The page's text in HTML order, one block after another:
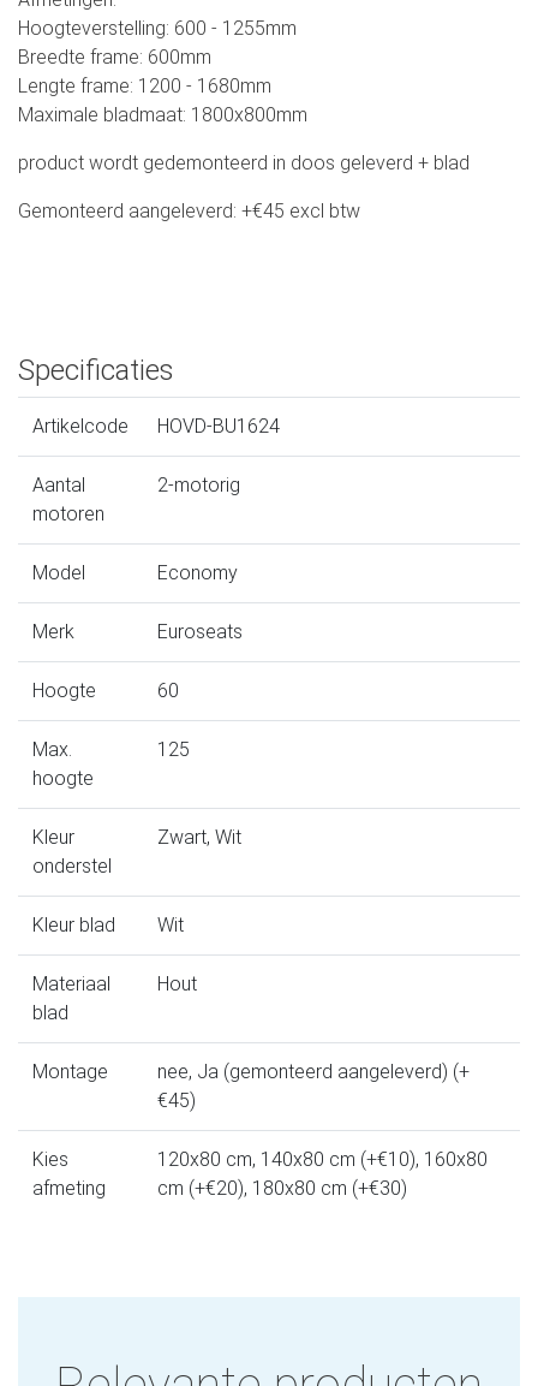
Hoogteverstelling: 600 - 1255mm
Breedte frame: 600mm
Lengte frame: 1200 - 1680mm
Maximale bladmaat: 1800x800mm
product wordt gedemonteerd in doos geleverd + blad
Gemonteerd aangeleverd: +€45 excl btw
Specificaties
Artikelcode HOVD-BU1624
Aantal
motoren
2-motorig
Model Economy
Merk Euroseats
Hoogte 60
Max.
hoogte
125
Kleur
onderstel
Zwart, Wit
Kleur blad Wit
Materiaal
blad
Hout
Montage
nee, Ja (gemonteerd aangeleverd) (+
€45)
Kies
afmeting
120x80 cm, 140x80 cm (+€10), 160x80
cm (+€20), 180x80 cm (+€30)